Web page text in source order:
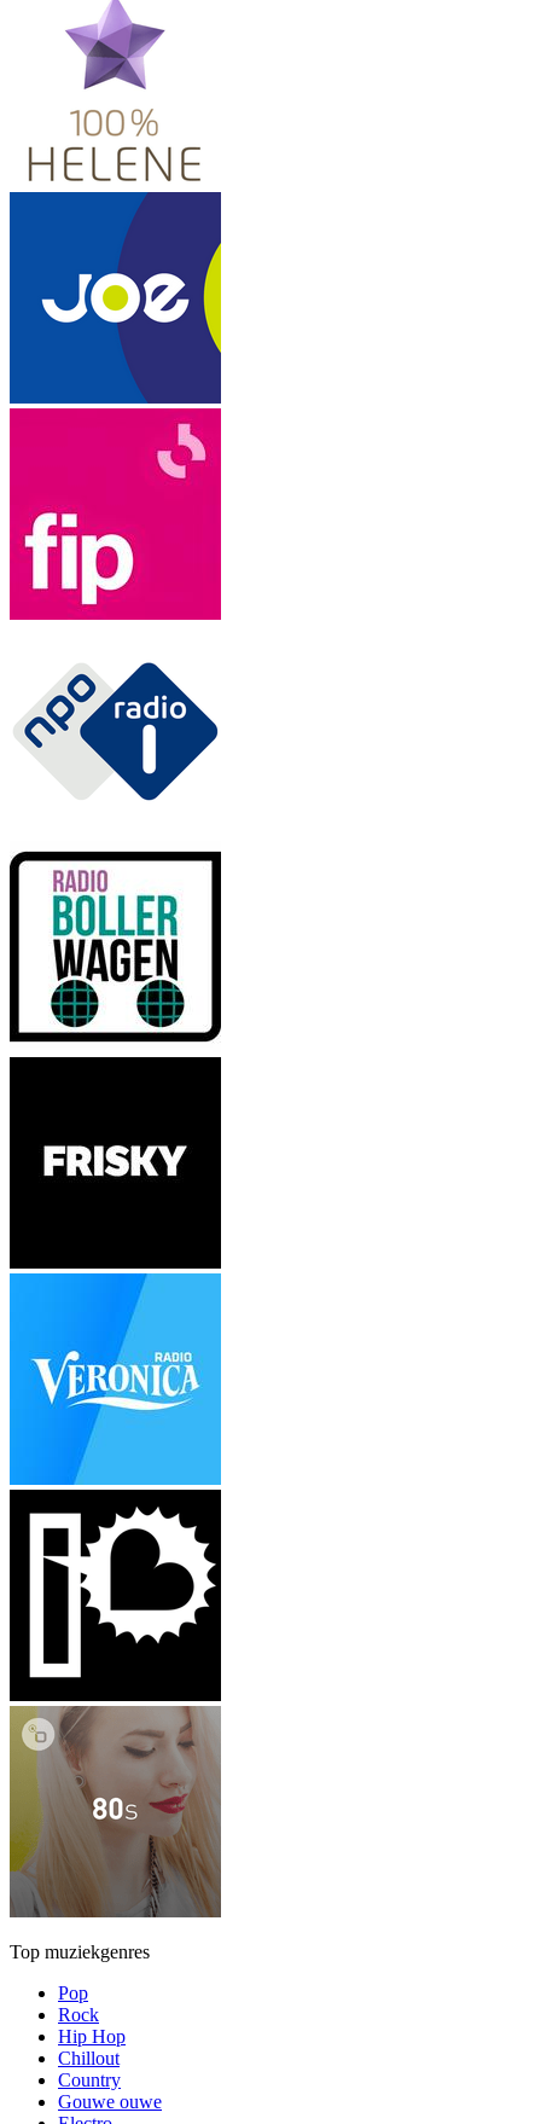
Top muziekgenres
Pop
Rock
Hip Hop
Chillout
Country
Gouwe ouwe